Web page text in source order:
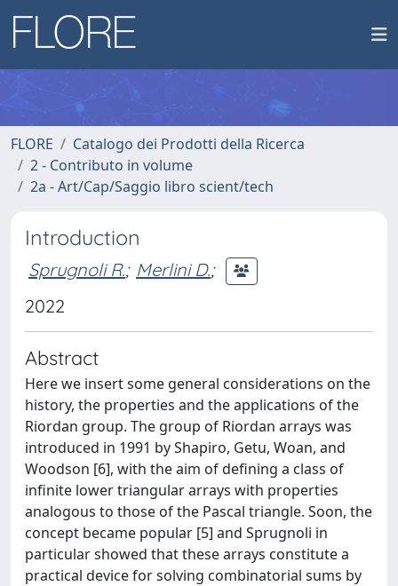
FLORE
Catalogo dei Prodotti della Ricerca
2 - Contributo in volume
2a - Art/Cap/Saggio libro scient/tech
Introduction
Sprugnoli R.; Merlini D.;
2022
Abstract
Here we insert some general considerations on the
history, the properties and the applications of the
Riordan group. The group of Riordan arrays was
introduced in 1991 by Shapiro, Getu, Woan, and
Woodson [6], with the aim of defining a class of
infinite lower triangular arrays with properties
analogous to those of the Pascal triangle. Soon, the
concept became popular [5] and Sprugnoli in
particular showed that these arrays constitute a
practical device for solving combinatorial sums by